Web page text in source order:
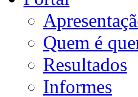
Quem é
Resultados
Informes